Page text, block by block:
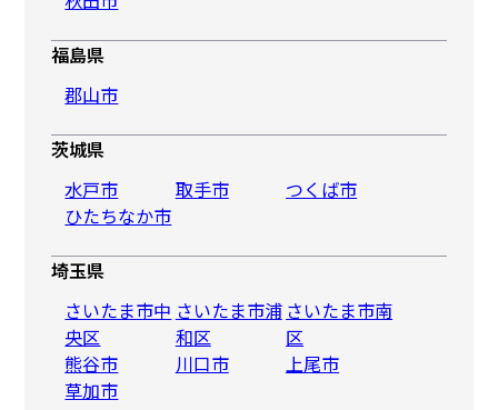
福島県
郡山市
茨城県
水戸市
取手市
つくば市
ひたちなか市
埼玉県
さいたま市中
央区
さいたま市浦
和区
さいたま市南
区
熊谷市
川口市
上尾市
草加市